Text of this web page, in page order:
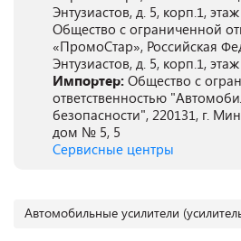
Энтузиастов, д. 5, корп.1,
Общество с ограниченной
«ПромоСтар», Российская
Энтузиастов, д. 5, корп.1,
Импортер: Общество с
ответственностью
безопасности", 220131, г.
дом № 5, 5
Сервисные центры
Автомобильные усилители